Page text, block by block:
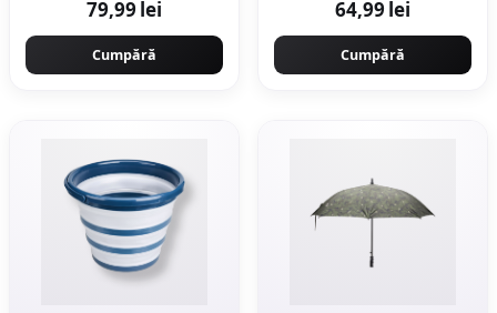
79,99 lei
Cumpără
64,99 lei
Cumpără